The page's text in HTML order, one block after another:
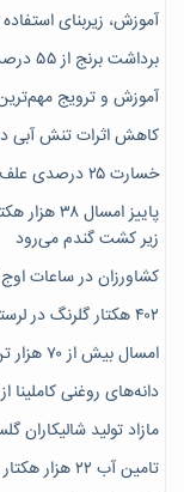
آموزش، زیربنای
برداشت برنج از ۵۵ درصد اراضی شالیکاری گیلان
آموزش و ترویج
کاهش اثرات تنش آبی
خسارت ۲۵ درصدی علف‌های هرز به محصولات کشاورزی
پاییز
زیر کشت گندم می‌رود
کشاورزان در ساعات اوج
۴۰۲ هکتار گلرنگ در لرستان کشت شده است
امسال بیش از ۷۰ هزار تن پسته در رفسنجان برداشت می‌شود
دانه‌های روغنی
مازاد تولید شالیکاران
تامین آب ۲۲ هزار هکتار زمین کشاورزی از طریق سدهای خراسان شمالی